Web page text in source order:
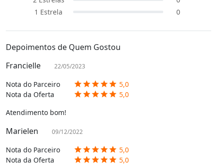
1 Estrela 0
Depoimentos de Quem Gostou
Francielle
22/05/2023
Nota do Parceiro star star star star star 5,0
Nota da Oferta
star star star star star 5,0
Atendimento bom!
Marielen 09/12/2022
Nota do Parceiro star star star star star 5,0
Nota da Oferta
star star star star star 5,0